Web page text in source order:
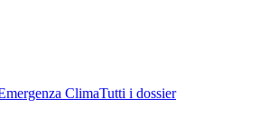
ClimaTutti i dossier